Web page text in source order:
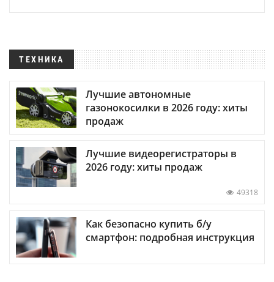
ТЕХНИКА
Лучшие автономные
газонокосилки в 2026 году: хиты
продаж
Лучшие видеорегистраторы в
2026 году: хиты продаж
49318
Как безопасно купить б/у
смартфон: подробная инструкция